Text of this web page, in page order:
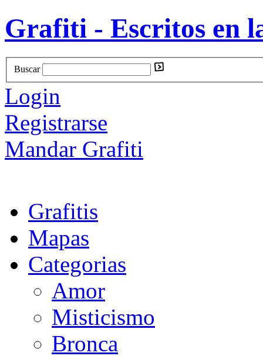
Grafiti - Escritos en
Buscar
Login
Registrarse
Mandar Grafiti
Grafitis
Mapas
Categorias
Amor
Misticismo
Bronca